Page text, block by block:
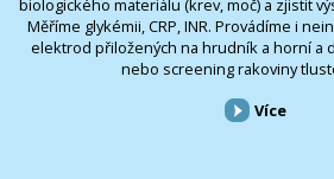
biologického materiálu (krev, moč) a zjistit
Měříme glykémii, CRP, INR. Provádíme i
elektrod přiložených na hrudník a horní a
nebo screening rakoviny
Více